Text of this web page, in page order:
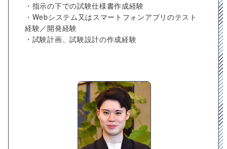
・指示の下での試験仕様書作成経験
・Webシステム又はスマートフォンアプリのテスト
経験／開発経験
・試験計画、試験設計の作成経験